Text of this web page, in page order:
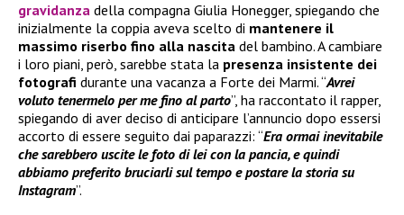
gravidanza della compagna Giulia Honegger, spiegando che
inizialmente la coppia aveva scelto di mantenere il
massimo riserbo fino alla nascita del bambino. A cambiare
i loro piani, però, sarebbe stata la presenza insistente dei
fotografi durante una vacanza a Forte dei Marmi. “Avrei
voluto tenermelo per me fino al parto”, ha raccontato il rapper,
spiegando di aver deciso di anticipare l’annuncio dopo essersi
accorto di essere seguito dai paparazzi: “Era ormai inevitabile
che sarebbero uscite le foto di lei con la pancia, e quindi
abbiamo preferito bruciarli sul tempo e postare la storia su
Instagram”.